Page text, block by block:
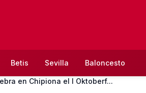
Betis Sevilla Baloncesto
en Chipiona el I Oktoberf...